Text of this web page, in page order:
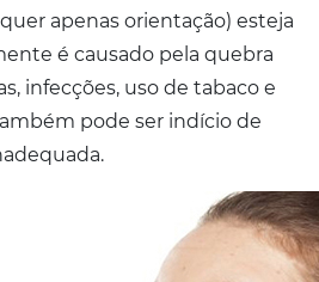
apenas orientação) esteja
é causado pela quebra
infecções, uso de tabaco e
pode ser indício de